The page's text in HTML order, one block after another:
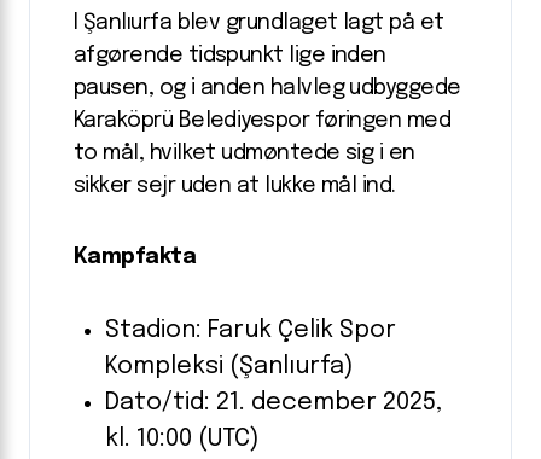
I Şanlıurfa blev grundlaget lagt på et
afgørende tidspunkt lige inden
pausen, og i anden halvleg udbyggede
Karaköprü Belediyespor føringen med
to mål, hvilket udmøntede sig i en
sikker sejr uden at lukke mål ind.
Kampfakta
Stadion: Faruk Çelik Spor
Kompleksi (Şanlıurfa)
Dato/tid: 21. december 2025,
kl. 10:00 (UTC)